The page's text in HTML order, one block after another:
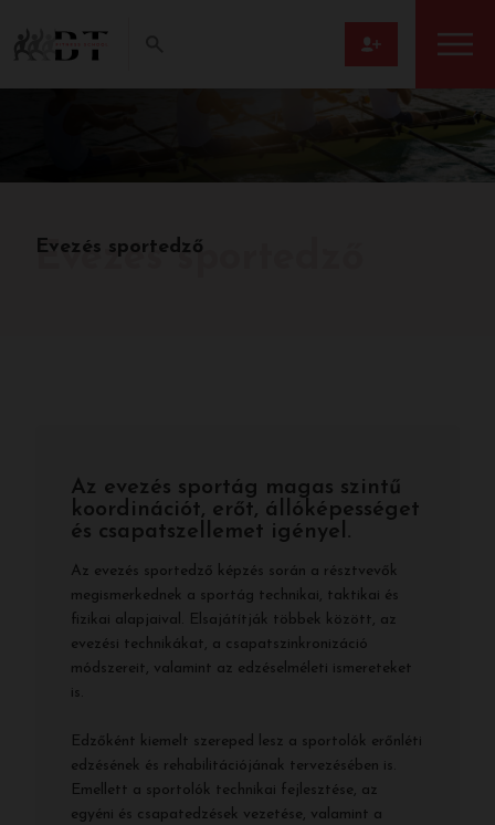
Evezés sportedző
Evezés sportedző
Az evezés sportág magas szintű
koordinációt, erőt, állóképességet
és csapatszellemet igényel.
Az evezés sportedző képzés során a résztvevők
megismerkednek a sportág technikai, taktikai és
fizikai alapjaival. Elsajátítják többek között, az
evezési technikákat, a csapatszinkronizáció
módszereit, valamint az edzéselméleti ismereteket
is.
Edzőként kiemelt szereped lesz a sportolók erőnléti
edzésének és rehabilitációjának tervezésében is.
Emellett a sportolók technikai fejlesztése, az
egyéni és csapatedzések vezetése, valamint a